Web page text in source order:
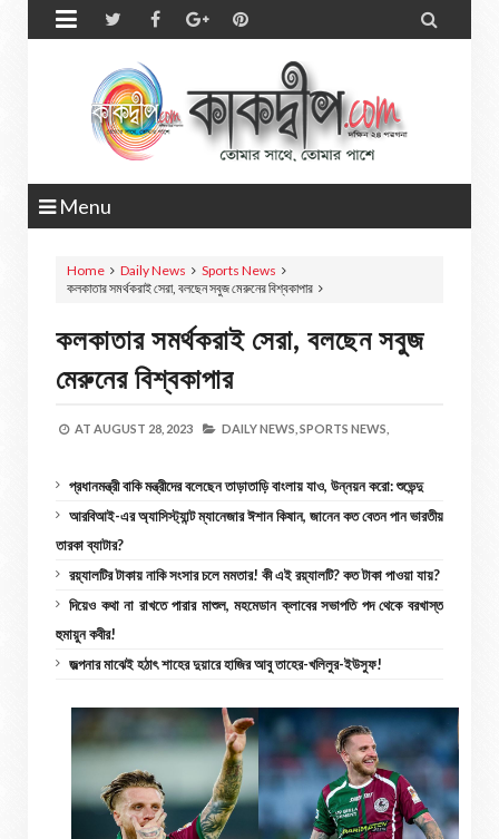
 
Menu
Home Daily News
Sports News
কলকাতার সমর্থকরাই সেরা, বলছেন সবুজ মেরুনের বিশ্বকাপার
কলকাতার সমর্থকরাই সেরা, বলছেন সবুজ
মেরুনের বিশ্বকাপার
AT AUGUST 28, 2023 DAILY NEWS, SPORTS NEWS,
প্রধানমন্ত্রী বাকি মন্ত্রীদের বলেছেন তাড়াতাড়ি বাংলায় যাও, উন্নয়ন করো: শুভেন্দু
আরবিআই-এর অ্যাসিস্ট্যান্ট ম্যানেজার ঈশান কিষান, জানেন কত বেতন পান ভারতীয়
তারকা ব্যাটার?
রয়্যালটির টাকায় নাকি সংসার চলে মমতার! কী এই রয়্যালটি? কত টাকা পাওয়া যায়?
দিয়েও কথা না রাখতে পারার মাশুল, মহমেডান ক্লাবের সভাপতি পদ থেকে বরখাস্ত
হুমায়ুন কবীর!
জল্পনার মাঝেই হঠাৎ শাহের দুয়ারে হাজির আবু তাহের-খলিলুর-ইউসুফ!